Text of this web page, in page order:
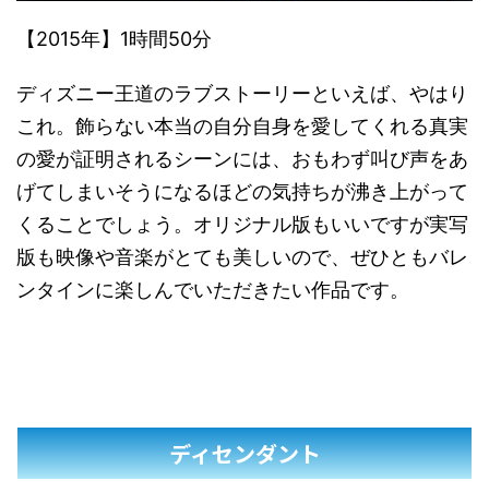
【2015年】1時間50分
ディズニー王道のラブストーリーといえば、やはり
これ。飾らない本当の自分自身を愛してくれる真実
の愛が証明されるシーンには、おもわず叫び声をあ
げてしまいそうになるほどの気持ちが沸き上がって
くることでしょう。オリジナル版もいいですが実写
版も映像や音楽がとても美しいので、ぜひともバレ
ンタインに楽しんでいただきたい作品です。
ディセンダント